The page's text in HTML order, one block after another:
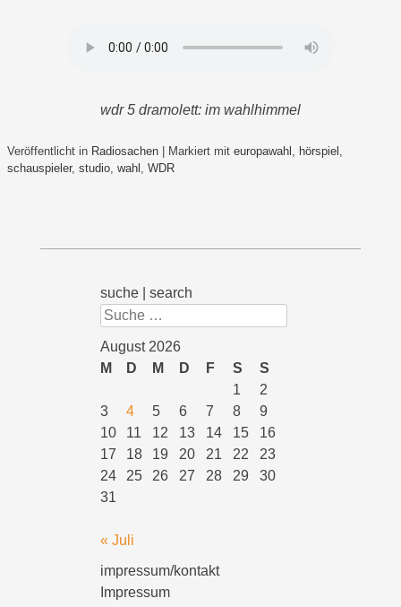
wdr 5 dramolett: im wahlhimmel
Veröffentlicht in Radiosachen Markiert mit europawahl , hörspiel ,
schauspieler, studio, wahl , WDR
suche | search
Suchen
August 2026
M
D M D F S
S
1
2
3
4 5 6 7 8
9
10
11 12 13 14 15
16
17
18 19 20 21 22
23
24
25 26 27 28 29
30
31
« Juli
impressum/kontakt
Impressum